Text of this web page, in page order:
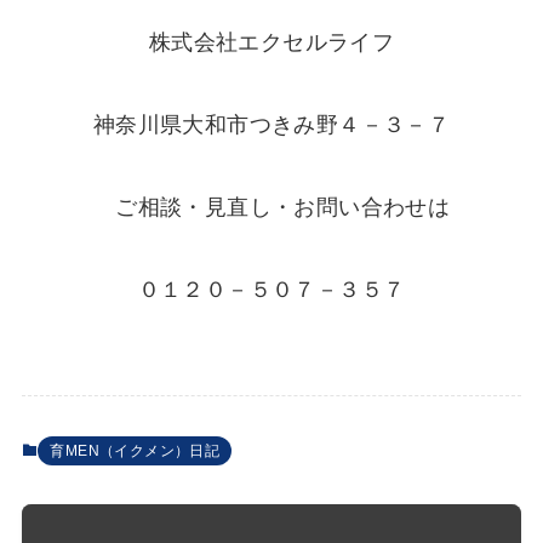
株式会社エクセルライフ
神奈川県大和市つきみ野４－３－７
ご相談・見直し・お問い合わせは
０１２０－５０７－３５７
育MEN（イクメン）日記